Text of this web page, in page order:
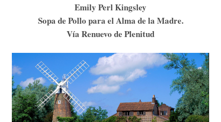
Emily Perl Kingsley
Sopa de Pollo para el Alma de la Madre.
Vía Renuevo de Plenitud